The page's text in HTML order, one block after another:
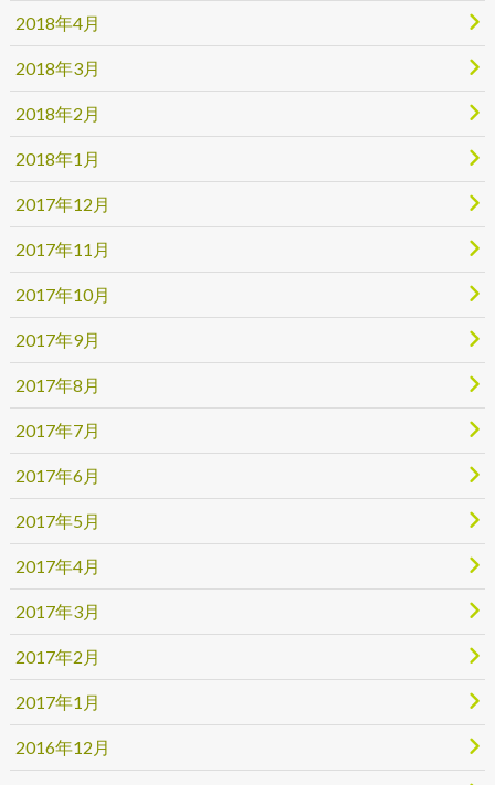
2018年4月
2018年3月
2018年2月
2018年1月
2017年12月
2017年11月
2017年10月
2017年9月
2017年8月
2017年7月
2017年6月
2017年5月
2017年4月
2017年3月
2017年2月
2017年1月
2016年12月